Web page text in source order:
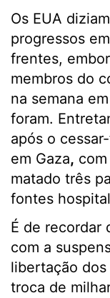
Os EUA
progressos
frentes,
membros do
na semana
foram.
após o
em Gaza,
matado três
fontes
É de recordar
com a
libertação
troca de